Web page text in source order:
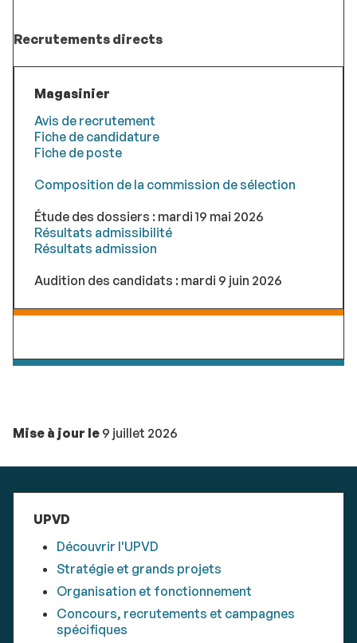
Recrutements directs
Magasinier
Avis de recrutement
Fiche de candidature
Fiche de poste
Composition de la commission de sélection
Étude des dossiers : mardi 19 mai 2026
Résultats admissibilité
Résultats admission
Audition des candidats : mardi 9 juin 2026
Mise à jour le 9 juillet 2026
UPVD
Découvrir l'UPVD
Stratégie et grands projets
Organisation et fonctionnement
Concours, recrutements et campagnes
spécifiques